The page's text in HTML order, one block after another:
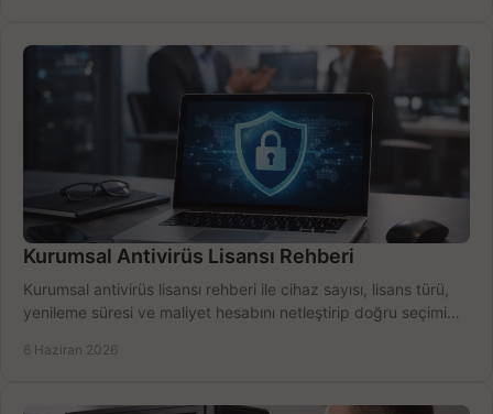
Kurumsal Antivirüs Lisansı Rehberi
Kurumsal antivirüs lisansı rehberi ile cihaz sayısı, lisans türü,
yenileme süresi ve maliyet hesabını netleştirip doğru seçimi
6 Haziran 2026